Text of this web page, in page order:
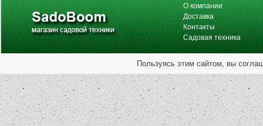
О компании
Доставка
Контакты
Садовая техника
Пользуясь этим сайтом, вы